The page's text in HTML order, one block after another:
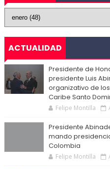
ACTUALIDAD
Presidente de
presidente Luis
organizativo de
Caribe Santo
Felipe Montilla
Presidente
mando
Colombia
Felipe Montilla